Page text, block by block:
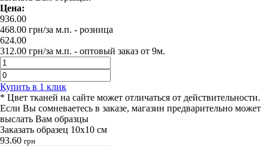
Цена:
936.00
468.00 грн/за м.п. - розница
624.00
312.00 грн/за м.п. - оптовый заказ от 9м.
Купить в 1 клик
* Цвет тканей на сайте может отличаться от действительности.
Если Вы сомневаетесь в заказе, магазин предварительно может
выслать Вам образцы
Заказать образец 10х10 см
93.60 грн